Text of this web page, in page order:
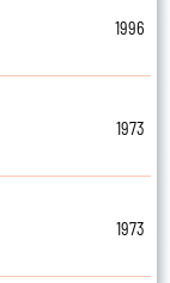
1996
1973
1973